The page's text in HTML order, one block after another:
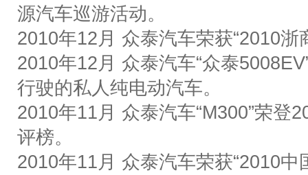
源汽车巡游活动。
2010年12月 众泰汽车荣获“2010浙
2010年12月 众泰汽车“众泰
行驶的私人纯电动汽车。
2010年11月 众泰汽车“M300”荣登
评榜。
2010年11月 众泰汽车荣获“2010中